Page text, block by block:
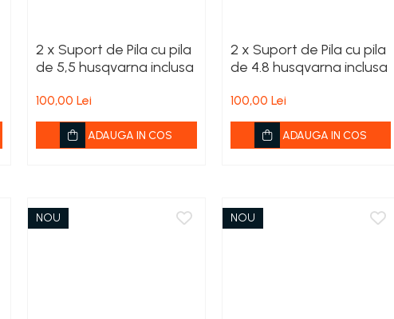
2 x Suport de Pila cu pila
de 5,5 husqvarna inclusa
100,00 Lei
ADAUGA IN COS
2 x Suport de Pila cu pila
de 4.8 husqvarna inclusa
100,00 Lei
ADAUGA IN COS
NOU NOU